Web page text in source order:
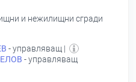
и нежилищни сгради
- управляващ |
- управляващ